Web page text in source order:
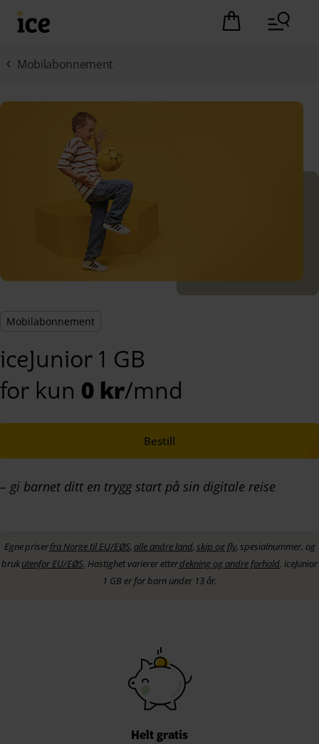
Hopp til hovedinnhold (Trykk Enter)
Det er ingen
Mobilabonnement
Mobilabonnement
iceJunior 1 GB
for kun 0 kr/mnd
Bestill
– gi barnet ditt en trygg start på sin digitale reise
Egnepriserfra Norge til EU/EØS, alle andre land,skip og fly,spesialnummer, og
brukutenfor EU/EØS. Hastighet varierer etterdekning og andre forhold. iceJunior
1 GB er for barn under 13 år.
Helt gratis